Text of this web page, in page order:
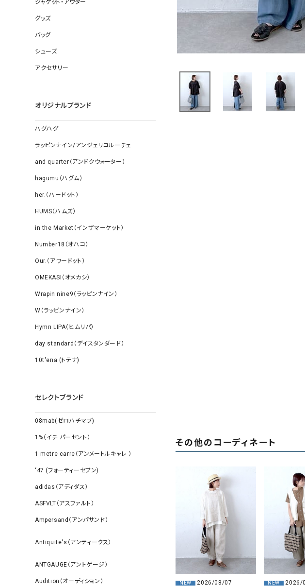
ジャケット・アウター
グッズ
バッグ
シューズ
アクセサリー
オリジナルブランド
ハグハグ
ラッピンナイン/アンジェリコルーチェ
and quarter（アンドクウォーター）
hagumu（ハグム）
her.（ハードット）
HUMS（ハムズ）
in the Market（インザマーケット）
Number18（オハコ）
Our.（アワードット）
OMEKASI（オメカシ）
Wrapin nine9（ラッピンナイン）
W（ラッピンナイン）
Hymn LIPA（ヒムリパ）
day standard（デイスタンダード）
10t'ena (トテナ)
セレクトブランド
08mab(ゼロハチマブ)
1%（イチ パーセント）
1 metre carre（アンメートルキャレ ）
‘47 (フォーティーセブン)
adidas（アディダス）
ASFVLT（アスファルト）
Ampersand（アンパサンド）
Antiquite's（アンティークス）
ANTGAUGE（アントゲージ）
Audition（オーディション）
その他のコーディネート
NEW 2026/08/07 NEW 2026/